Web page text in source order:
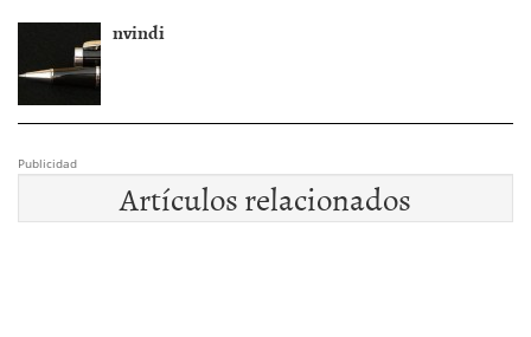
nvindi
Publicidad
Artículos relacionados